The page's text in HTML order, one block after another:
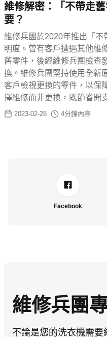
維修解密：「不帶走
要？
維修兵團於2020年推出「不
明度。曾有客戶遭遇其他維
舊零件，後經維修兵團檢查
換。維修兵團堅持使用全新
客戶檢視更換的零件，以保
擇維修而非更換，既節省開
2023-02-28 4分鐘內容
Facebook
維修兵團
不論是您的洗衣機需